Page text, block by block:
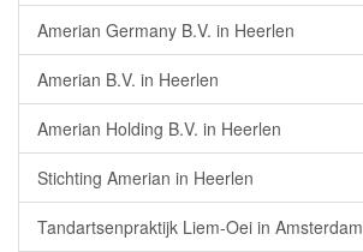
Amerian Germany B.V. in Heerlen
Amerian B.V. in Heerlen
Amerian Holding B.V. in Heerlen
Stichting Amerian in Heerlen
Tandartsenpraktijk Liem-Oei in Amsterdam